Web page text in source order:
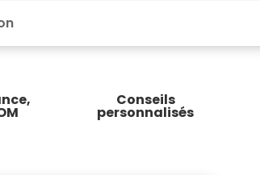
Conseils
personnalisés